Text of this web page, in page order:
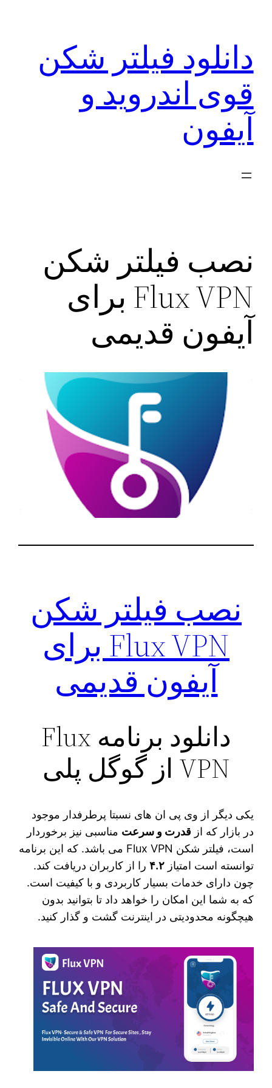
دانلود فیلتر شکن
قوی اندروید و
آیفون
نصب فیلتر شکن
Flux VPN برای
آیفون قدیمی
نصب فیلتر شکن
Flux VPN برای
آیفون قدیمی
دانلود برنامه Flux
VPN از گوگل پلی
یکی دیگر از وی پی ان‌ های نسبتا پرطرفدار موجود
در بازار که از قدرت و سرعت مناسبی نیز برخوردار
است، فیلتر شکن Flux VPN می‌ باشد. که این برنامه
توانسته است امتیاز۴.۲ را از کاربران دریافت کند.
چون دارای خدمات بسیار کاربردی و با کیفیت است.
که به شما این امکان را خواهد داد تا بتوانید بدون
هیچگونه محدودیتی در اینترنت گشت و گذار کنید.